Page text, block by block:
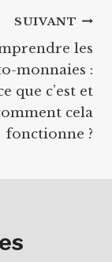
SUIVANT
les
monnaies :
que c’est et
cela
fonctionne ?